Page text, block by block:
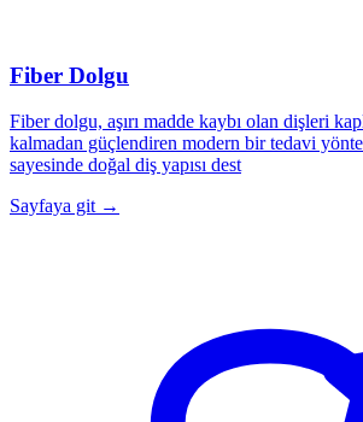
Fiber Dolgu
Fiber dolgu, aşırı madde kaybı olan dişleri
kalmadan güçlendiren modern bir tedavi
sayesinde doğal diş yapısı dest
Sayfaya git →